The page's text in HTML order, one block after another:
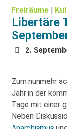
Freiräume |
Libertäre
2.
Zum nunmehr
Jahr in der
Tage mit einer
Neben